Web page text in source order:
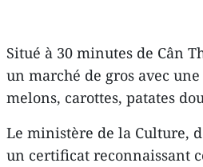
Situé à 30 minutes de Cân
un marché de gros avec
melons, carottes, patates
Le ministère de la Culture,
un certificat reconnaissant